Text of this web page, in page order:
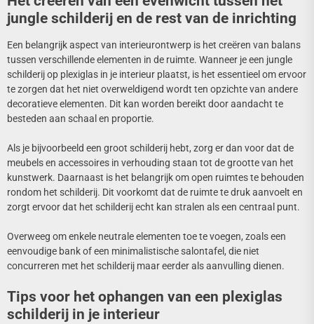
jungle schilderij en de rest van de inrichting
Een belangrijk aspect van interieurontwerp is het creëren van balans
tussen verschillende elementen in de ruimte. Wanneer je een jungle
schilderij op plexiglas in je interieur plaatst, is het essentieel om ervoor
te zorgen dat het niet overweldigend wordt ten opzichte van andere
decoratieve elementen. Dit kan worden bereikt door aandacht te
besteden aan schaal en proportie.
Als je bijvoorbeeld een groot schilderij hebt, zorg er dan voor dat de
meubels en accessoires in verhouding staan tot de grootte van het
kunstwerk. Daarnaast is het belangrijk om open ruimtes te behouden
rondom het schilderij. Dit voorkomt dat de ruimte te druk aanvoelt en
zorgt ervoor dat het schilderij echt kan stralen als een centraal punt.
Overweeg om enkele neutrale elementen toe te voegen, zoals een
eenvoudige bank of een minimalistische salontafel, die niet
concurreren met het schilderij maar eerder als aanvulling dienen.
Tips voor het ophangen van een plexiglas
schilderij in je interieur